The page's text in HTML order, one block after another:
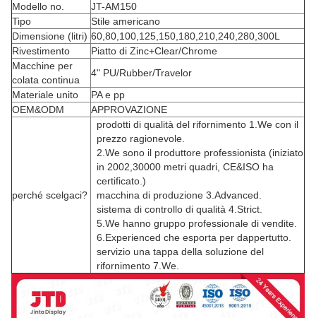
Modello no.
JT-AM150
Tipo
Stile americano
Dimensione (litri) 60,80,100,125,150,180,210,240,280,300L
Rivestimento
Piatto di Zinc+Clear/Chrome
Macchine per
colata continua
4" PU/Rubber/Travelor
Materiale unito
PA e pp
OEM&ODM
APPROVAZIONE
perché scelgaci?
prodotti di qualità del rifornimento 1.We con il
prezzo ragionevole.
2.We sono il produttore professionista (iniziato
in 2002,30000 metri quadri, CE&ISO ha
certificato.)
macchina di produzione 3.Advanced.
sistema di controllo di qualità 4.Strict.
5.We hanno gruppo professionale di vendite.
6.Experienced che esporta per dappertutto.
servizio una tappa della soluzione del
rifornimento 7.We.